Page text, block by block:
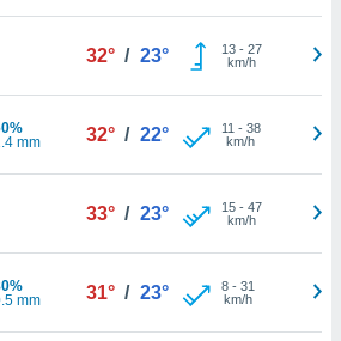
32° / 23° 13- 27
km/h
mm
32° / 22° 11 - 38
km/h
33° / 23° 15- 47
km/h
mm
31° / 23° 8- 31
km/h